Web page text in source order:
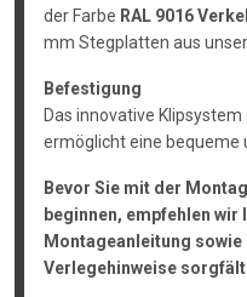
der Farbe RAL 9016
mm Stegplatten aus
Befestigung
Das innovative Klipsystem
ermöglicht eine bequeme
Bevor Sie mit der
beginnen, empfehlen wir
Montageanleitung
Verlegehinweise